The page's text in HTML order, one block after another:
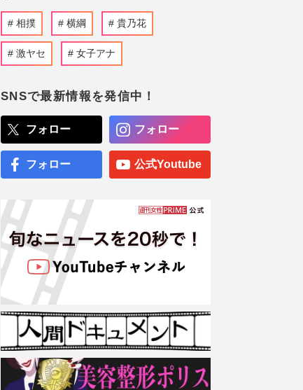
相撲 横綱 貴乃花
激ヤセ 女子アナ
SNSで最新情報を発信中！
フォロー フォロー
フォロー 公式Youtube